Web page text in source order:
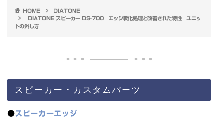
HOME
DIATONE
DIATONE スピーカー DS-700 エッジ軟化処理と改善された特性 ユニッ
トの外し方
スピーカー・カスタムパーツ
●スピーカーエッジ